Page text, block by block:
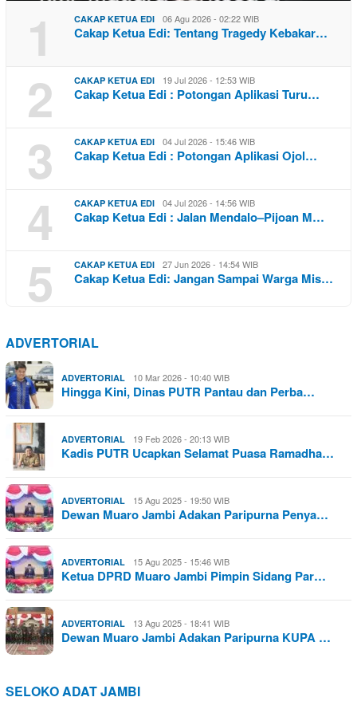
1 CAKAP KETUA EDI 06 Agu 2026 - 02:22 WIB
Cakap Ketua Edi: Tentang Tragedy Kebakar…
2 CAKAP KETUA EDI 19 Jul 2026 - 12:53 WIB
Cakap Ketua Edi : Potongan Aplikasi Turu…
3 CAKAP KETUA EDI 04 Jul 2026 - 15:46 WIB
Cakap Ketua Edi : Potongan Aplikasi Ojol…
4 CAKAP KETUA EDI 04 Jul 2026 - 14:56 WIB
Cakap Ketua Edi : Jalan Mendalo–Pijoan M…
5 CAKAP KETUA EDI 27 Jun 2026 - 14:54 WIB
Cakap Ketua Edi: Jangan Sampai Warga Mis…
ADVERTORIAL
ADVERTORIAL 10 Mar 2026 - 10:40 WIB
Hingga Kini, Dinas PUTR Pantau dan Perba…
ADVERTORIAL 19 Feb 2026 - 20:13 WIB
Kadis PUTR Ucapkan Selamat Puasa Ramadha…
ADVERTORIAL 15 Agu 2025 - 19:50 WIB
Dewan Muaro Jambi Adakan Paripurna Penya…
ADVERTORIAL 15 Agu 2025 - 15:46 WIB
Ketua DPRD Muaro Jambi Pimpin Sidang Par…
ADVERTORIAL 13 Agu 2025 - 18:41 WIB
Dewan Muaro Jambi Adakan Paripurna KUPA …
SELOKO ADAT JAMBI